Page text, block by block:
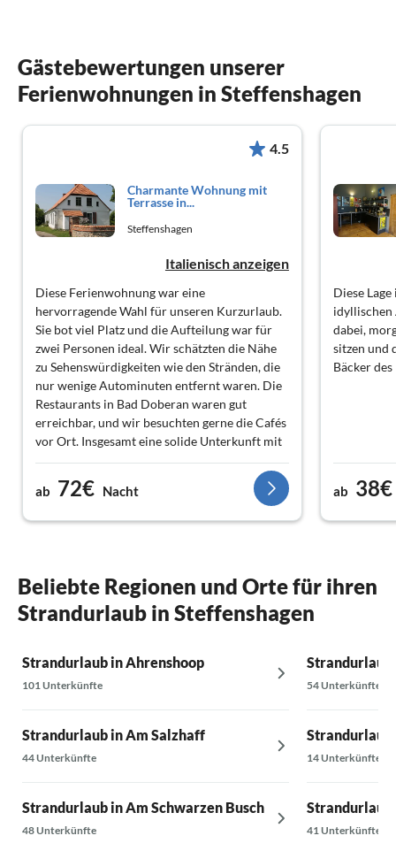
Gästebewertungen unserer
Ferienwohnungen in Steffenshagen
4.5
Charmante Wohnung mit
Terrasse in...
Steffenshagen
Italienisch anzeigen
Diese Ferienwohnung war eine
hervorragende Wahl für unseren Kurzurlaub.
Sie bot viel Platz und die Aufteilung war für
zwei Personen ideal. Wir schätzten die Nähe
zu Sehenswürdigkeiten wie den Stränden, die
nur wenige Autominuten entfernt waren. Die
Restaurants in Bad Doberan waren gut
erreichbar, und wir besuchten gerne die Cafés
vor Ort. Insgesamt eine solide Unterkunft mit
allem, was wir für einen komfortablen Urlaub
brauchten.
ab 72€ Nacht
Diese
idyllischen
dabei,
sitzen und
Bäcker
ab 38€
Beliebte Regionen und Orte für ihren
Strandurlaub in Steffenshagen
Strandurlaub in Ahrenshoop
101 Unterkünfte
Strandurlaub in Am Salzhaff
44 Unterkünfte
Strandurlaub in Am Schwarzen Busch
48 Unterkünfte
Strandurlaub
54 Unterkünfte
14 Unterkünfte
Strandurlaub
41 Unterkünfte